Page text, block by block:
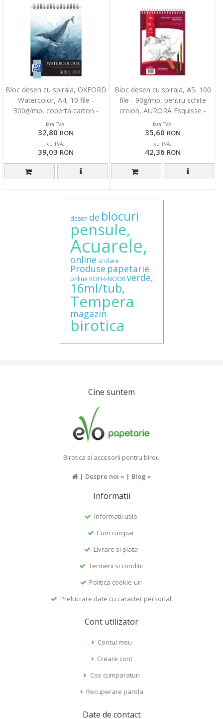
Bloc desen cu spirala, OXFORD
Watercolor, A4, 10 file -
300g/mp, coperta carton -
design
fara TVA:
32,80 RON
cu TVA:
39,03 RON
Bloc desen cu spirala, A5, 100
file - 90g/mp, pentru schite
creion, AURORA Esquisse -
hartie alba
fara TVA:
35,60 RON
cu TVA:
42,36 RON
desen de blocuri
pensule,
Acuarele,
online scolare
Produse papetarie
online KOH-I-NOOR verde,
16ml/tub,
Tempera
magazin
birotica
Cine suntem
Birotica si accesorii pentru birou
| Despre noi » | Blog »
Informatii
Informatii utile
Cum cumpar
Livrare si plata
Termeni si conditii
Politica cookie-uri
Prelucrare date cu caracter personal
Cont utilizator
Contul meu
Creare cont
Cos cumparaturi
Recuperare parola
Date de contact